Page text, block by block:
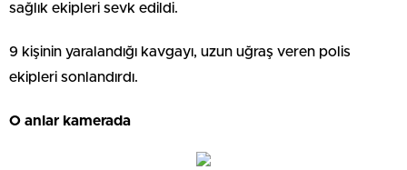
sağlık ekipleri sevk edildi.
9 kişinin yaralandığı kavgayı, uzun uğraş veren polis
ekipleri sonlandırdı.
O anlar kamerada